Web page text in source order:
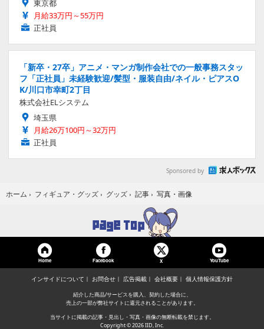
東京都
月給33万円～55万円
正社員
「新卒・27卒」アニメ・マンガ制作会社での一般事務スタッ
フ「正社員」未経験歓迎/髪型・服装自由/ネイル・ピアスO
K/川口市幸町2丁目
株式会社ELシステム
埼玉県
月給26万100円～32万円
正社員
Sponsored by
ホーム › フィギュア・グッズ › グッズ › 記事 › 写真・画像
Home Facebook X YouTube
インサイドについて お問合せ 広告掲載 会社概要 個人情報保護方針
紹介した商品/サービスを購入、契約した場合に、
売上の一部が弊社サイトに還元されることがあります。
当サイトに掲載の記事・見出し・写真・画像の無断転載を禁じます。
Copyright © 2026 IID, Inc.